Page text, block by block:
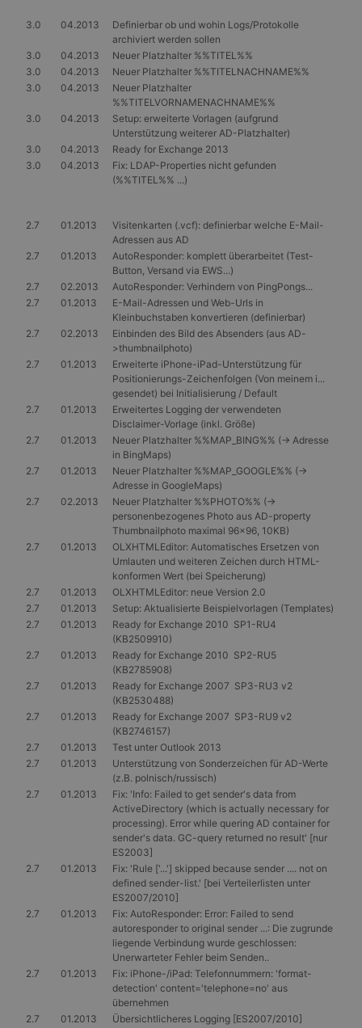
3.0 04.2013
Definierbar ob und wohin Logs/Protokolle
archiviert werden sollen
3.0
04.2013
Neuer Platzhalter %%TITEL%%
3.0
04.2013
Neuer Platzhalter %%TITELNACHNAME%%
3.0
04.2013
Neuer Platzhalter
%%TITELVORNAMENACHNAME%%
3.0
04.2013
Setup: erweiterte Vorlagen (aufgrund
Unterstützung weiterer AD-Platzhalter)
3.0
04.2013
Ready for Exchange 2013
3.0
04.2013
Fix: LDAP-Properties nicht gefunden
(%%TITEL%% ...)
2.7 01.2013
Visitenkarten (.vcf): definierbar welche E-Mail-
Adressen aus AD
2.7
01.2013
AutoResponder: komplett überarbeitet (Test-
Button, Versand via EWS...)
2.7
02.2013
AutoResponder: Verhindern von PingPongs...
2.7
01.2013
E-Mail-Adressen und Web-Urls in
Kleinbuchstaben konvertieren (definierbar)
2.7
02.2013
Einbinden des Bild des Absenders (aus AD-
>thumbnailphoto)
2.7
01.2013
Erweiterte iPhone-iPad-Unterstützung für
Positionierungs-Zeichenfolgen (Von meinem i...
gesendet) bei Initialisierung / Default
2.7
01.2013
Erweitertes Logging der verwendeten
Disclaimer-Vorlage (inkl. Größe)
2.7
01.2013
Neuer Platzhalter %%MAP_BING%% (-> Adresse
in BingMaps)
2.7
01.2013
Neuer Platzhalter %%MAP_GOOGLE%% (->
Adresse in GoogleMaps)
2.7
02.2013
Neuer Platzhalter %%PHOTO%% (->
personenbezogenes Photo aus AD-property
Thumbnailphoto maximal 96x96, 10KB)
2.7
01.2013
OLXHTMLEditor: Automatisches Ersetzen von
Umlauten und weiteren Zeichen durch HTML-
konformen Wert (bei Speicherung)
2.7
01.2013
OLXHTMLEditor: neue Version 2.0
2.7
01.2013
Setup: Aktualisierte Beispielvorlagen (Templates)
2.7
01.2013
Ready for Exchange 2010 SP1-RU4
(KB2509910)
2.7
01.2013
Ready for Exchange 2010 SP2-RU5
(KB2785908)
2.7
01.2013
Ready for Exchange 2007 SP3-RU3 v2
(KB2530488)
2.7
01.2013
Ready for Exchange 2007 SP3-RU9 v2
(KB2746157)
2.7
01.2013
Test unter Outlook 2013
2.7
01.2013
Unterstützung von Sonderzeichen für AD-Werte
(z.B. polnisch/russisch)
2.7
01.2013
Fix: 'Info: Failed to get sender's data from
ActiveDirectory (which is actually necessary for
processing). Error while quering AD container for
sender's data. GC-query returned no result' [nur
ES2003]
2.7
01.2013
Fix: 'Rule ['...'] skipped because sender .... not on
defined sender-list.' [bei Verteilerlisten unter
ES2007/2010]
2.7
01.2013
Fix: AutoResponder: Error: Failed to send
autoresponder to original sender ...: Die zugrunde
liegende Verbindung wurde geschlossen:
Unerwarteter Fehler beim Senden..
2.7
01.2013
Fix: iPhone-/iPad: Telefonnummern: 'format-
detection' content='telephone=no' aus
übernehmen
2.7
01.2013 Übersichtlicheres Logging [ES2007/2010]
wird verwendet,
indem eine
Es ist in jeder
Seitenanforderung
Kampagnendaten
für die Site-
verwendet.
LLC
.gangl.de
1 Tag
wird von Google
Es speichert und
aktualisiert einen
eindeutigen Wert
Seite und wird
zum Zählen und
Verfolgen von
Google
LLC
.gangl.de
56 Sekunden
Name ist mit
verknüpft. Gemäß
Drosselung der
Anforderungsrate
wodurch die
Datenerfassung
eingeschränkt
_ga_X4PP3HXR4X
.gangl.de
Monat
den Sitzungsstatus
angenommen, dass
die
Microsoft-
MR
Microsoft
Corporation
.c.clarity.ms
7 Tage
Analysen messen.
.gangl.de
von Doubleclick
Informationen
darüber, wie der
Website nutzt,
sowie über
Werbung, die der
möglicherweise vor
dem Besuch dieser
Website gesehen
Microsoft
Corporation
.c.bing.com
7 Tage
Cookie eines
Nutzung der
.c.clarity.ms Session
Dies ist ein
Microsoft MSN-
Cookie eines
Drittanbieters, mit
dem wir die
MUID
Microsoft
Corporation
.clarity.ms
1 Jahr
verwendet. Es kann
durch eingebettete
festgelegt werden.
Synchronisierung
über viele
Microsoft-
Domänen hinweg
möglich ist, um die
zu ermöglichen.
normalerweise von
Dstillery gesetzt,
soziale Medien zu
ermöglichen. Es
kann auch
sammeln, wenn
diese soziale
Website-Inhalte